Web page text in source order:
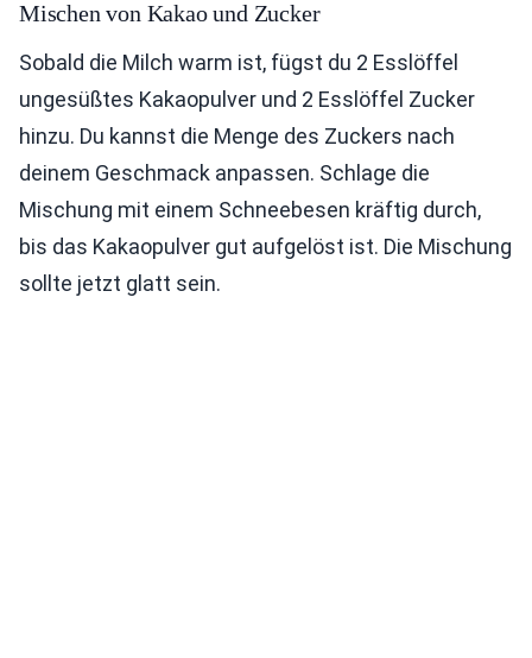
Mischen von Kakao und Zucker
Sobald die Milch warm ist, fügst du 2 Esslöffel
ungesüßtes Kakaopulver und 2 Esslöffel Zucker
hinzu. Du kannst die Menge des Zuckers nach
deinem Geschmack anpassen. Schlage die
Mischung mit einem Schneebesen kräftig durch,
bis das Kakaopulver gut aufgelöst ist. Die Mischung
sollte jetzt glatt sein.